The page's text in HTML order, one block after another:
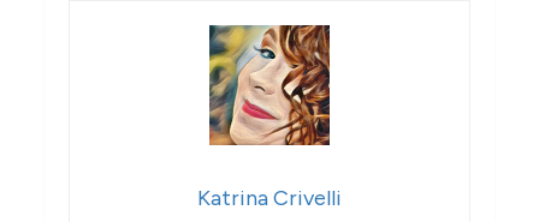
Katrina Crivelli